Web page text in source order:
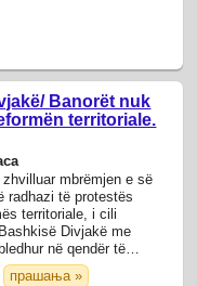
Banorët nuk
territoriale.
mbrëmjen e së
radhazi të protestës
territoriale, i cili
Divjakë me
në qendër të
edhe një herë ...
прашања »